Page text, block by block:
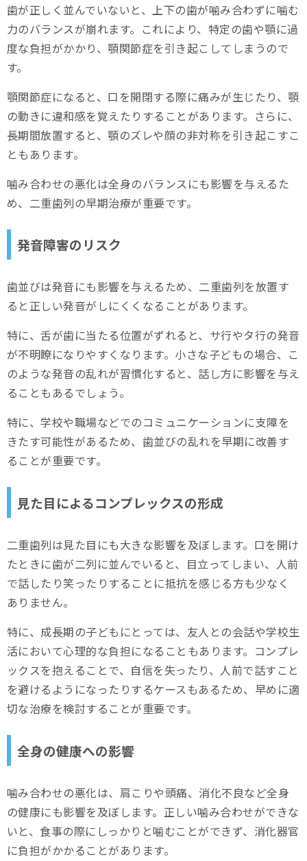
歯が正しく並んでいないと、上下の歯が噛み合わずに噛む
力のバランスが崩れます。これにより、特定の歯や顎に過
度な負担がかかり、顎関節症を引き起こしてしまうので
す。
顎関節症になると、口を開閉する際に痛みが生じたり、顎
の動きに違和感を覚えたりすることがあります。さらに、
長期間放置すると、顎のズレや顔の非対称を引き起こすこ
ともあります。
噛み合わせの悪化は全身のバランスにも影響を与えるた
め、二重歯列の早期治療が重要です。
発音障害のリスク
歯並びは発音にも影響を与えるため、二重歯列を放置す
ると正しい発音がしにくくなることがあります。
特に、舌が歯に当たる位置がずれると、サ行やタ行の発音
が不明瞭になりやすくなります。小さな子どもの場合、こ
のような発音の乱れが習慣化すると、話し方に影響を与え
ることもあるでしょう。
特に、学校や職場などでのコミュニケーションに支障を
きたす可能性があるため、歯並びの乱れを早期に改善す
ることが重要です。
見た目によるコンプレックスの形成
二重歯列は見た目にも大きな影響を及ぼします。口を開け
たときに歯が二列に並んでいると、目立ってしまい、人前
で話したり笑ったりすることに抵抗を感じる方も少なく
ありません。
特に、成長期の子どもにとっては、友人との会話や学校生
活において心理的な負担になることもあります。コンプレ
ックスを抱えることで、自信を失ったり、人前で話すこと
を避けるようになったりするケースもあるため、早めに適
切な治療を検討することが重要です。
全身の健康への影響
噛み合わせの悪化は、肩こりや頭痛、消化不良など全身
の健康にも影響を及ぼします。正しい噛み合わせができな
いと、食事の際にしっかりと噛むことができず、消化器官
に負担がかかることがあります。